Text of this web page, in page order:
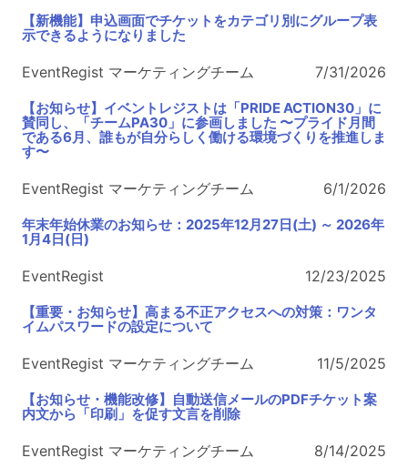
【新機能】申込画面でチケットをカテゴリ別にグループ表
示できるようになりました
EventRegist マーケティングチーム 7/31/2026
【お知らせ】イベントレジストは「PRIDE ACTION30」に
賛同し、「チームPA30」に参画しました 〜プライド月間
である6月、誰もが自分らしく働ける環境づくりを推進しま
す〜
EventRegist マーケティングチーム 6/1/2026
年末年始休業のお知らせ：2025年12月27日(土) ～ 2026年
1月4日(日)
EventRegist 12/23/2025
【重要・お知らせ】高まる不正アクセスへの対策：ワンタ
イムパスワードの設定について
EventRegist マーケティングチーム 11/5/2025
【お知らせ・機能改修】自動送信メールのPDFチケット案
内文から「印刷」を促す文言を削除
EventRegist マーケティングチーム 8/14/2025